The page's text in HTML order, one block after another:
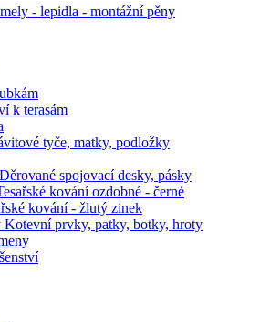
- lepidla - montážní pěny
k terasám
tyče, matky, podložky
Děrované spojovací desky, pásky
kování ozdobné - černé
kování - žlutý zinek
Kotevní prvky, patky, botky, hroty